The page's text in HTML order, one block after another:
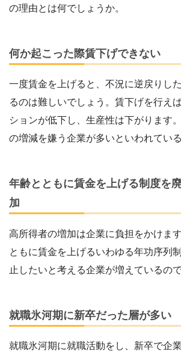
の理由とは何でしょうか。
何か起こった際賃下げできない
一度賃金を上げると、不況に逆戻りし
るのは難しいでしょう。賃下げを行え
ションが低下し、生産性は下がります
の増減を嫌う企業が多いといわれている
年齢とともに賃金を上げる制度を
加
高所得者の増加は企業に負担をかけま
ともに賃金を上げるいわゆる年功序列
止したいと考える企業が増えているので
就職氷河期に新卒だった層が多い
就職氷河期に就職活動をし、新卒で企